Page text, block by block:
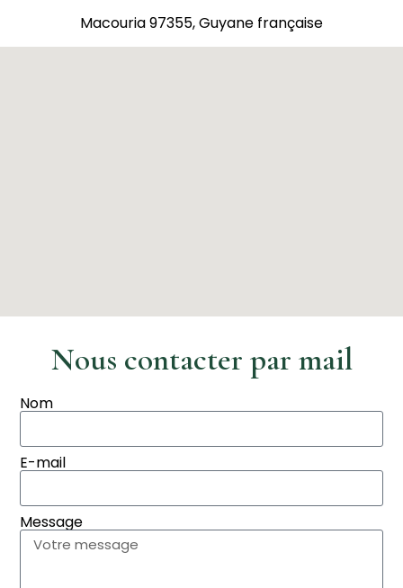
Macouria 97355, Guyane française
Nous contacter par mail
Nom
E-mail
Message